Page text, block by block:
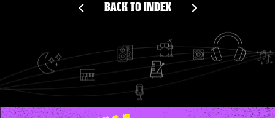
BACK TO INDEX